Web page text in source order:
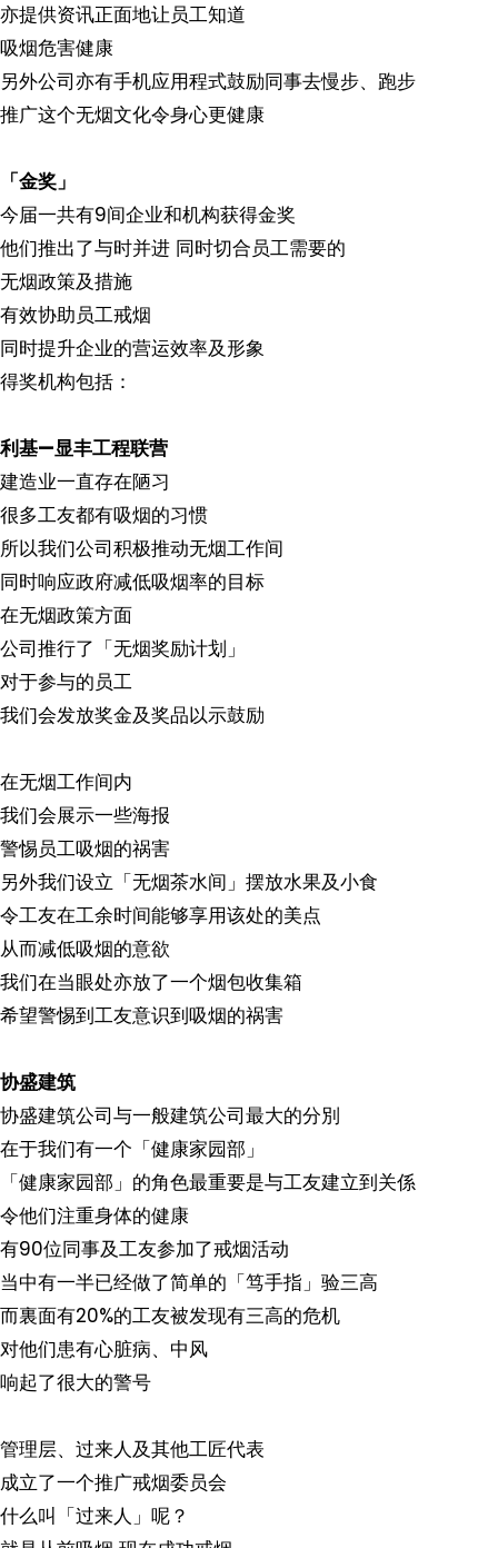
亦提供资讯正面地让员工知道
吸烟危害健康
另外公司亦有手机应用程式鼓励同事去慢步、跑步
推广这个无烟文化令身心更健康
「金奖」
今届一共有9间企业和机构获得金奖
他们推出了与时并进 同时切合员工需要的
无烟政策及措施
有效协助员工戒烟
同时提升企业的营运效率及形象
得奖机构包括：
利基—显丰工程联营
建造业一直存在陋习
很多工友都有吸烟的习惯
所以我们公司积极推动无烟工作间
同时响应政府减低吸烟率的目标
在无烟政策方面
公司推行了「无烟奖励计划」
对于参与的员工
我们会发放奖金及奖品以示鼓励
在无烟工作间内
我们会展示一些海报
警惕员工吸烟的祸害
另外我们设立「无烟茶水间」摆放水果及小食
令工友在工余时间能够享用该处的美点
从而减低吸烟的意欲
我们在当眼处亦放了一个烟包收集箱
希望警惕到工友意识到吸烟的祸害
协盛建筑
协盛建筑公司与一般建筑公司最大的分別
在于我们有一个「健康家园部」
「健康家园部」的角色最重要是与工友建立到关係
令他们注重身体的健康
有90位同事及工友参加了戒烟活动
当中有一半已经做了简单的「笃手指」验三高
而裏面有20%的工友被发现有三高的危机
对他们患有心脏病、中风
响起了很大的警号
管理层、过来人及其他工匠代表
成立了一个推广戒烟委员会
什么叫「过来人」呢？